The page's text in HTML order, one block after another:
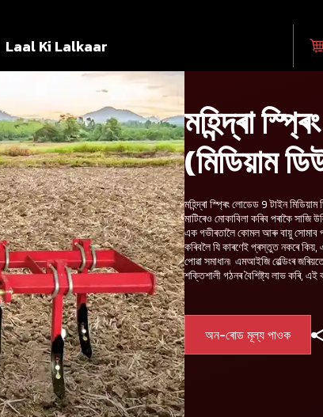
Laal Ki Lalkaar
মহিন্দ্ৰা
(মিডিয়াম
মহিন্দ্ৰা স্প্ৰিং লোডেড 9 টাইন
মাটিৰেও মোকাবিলা কৰিব পৰাকৈ
এক গভীৰতালৈ কোমল আৰু বায়ু সোমাব
কৰিবলৈ যি কাৰণেই প্ৰস্তুত নকৰে
পোৱা সমাধান৷ এমআইজি ৱেল্ডিংৰ
শক্তিশালী গঠনৰ বৈশিষ্ট্য লাভ কৰি, এই
অন-ৰোড মূল্য পাওক